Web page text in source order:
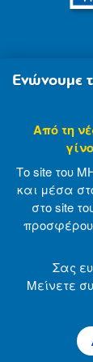
© 2007-
Ενώνουμε
Από τη
Το site του
και μέσα
στο site
Σας
Μείνετε